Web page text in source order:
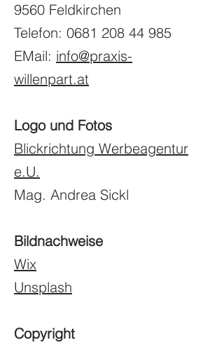
9560 Feldkirchen
Telefon: 0681 208 44 985
EMail: info@praxis-
willenpart.at
Logo und Fotos
Blickrichtung Werbeagentur
e.U.
Mag. Andrea Sickl
Bildnachweise
Wix
Unsplash
Copyright